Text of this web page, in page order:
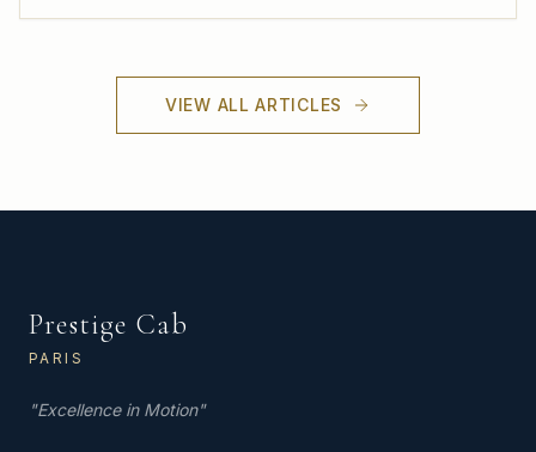
VIEW ALL ARTICLES
Prestige Cab
PARIS
"Excellence in Motion"